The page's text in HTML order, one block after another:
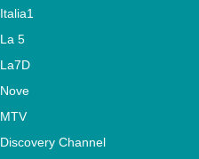
Italia1
La 5
La7D
Nove
MTV
Discovery Channel